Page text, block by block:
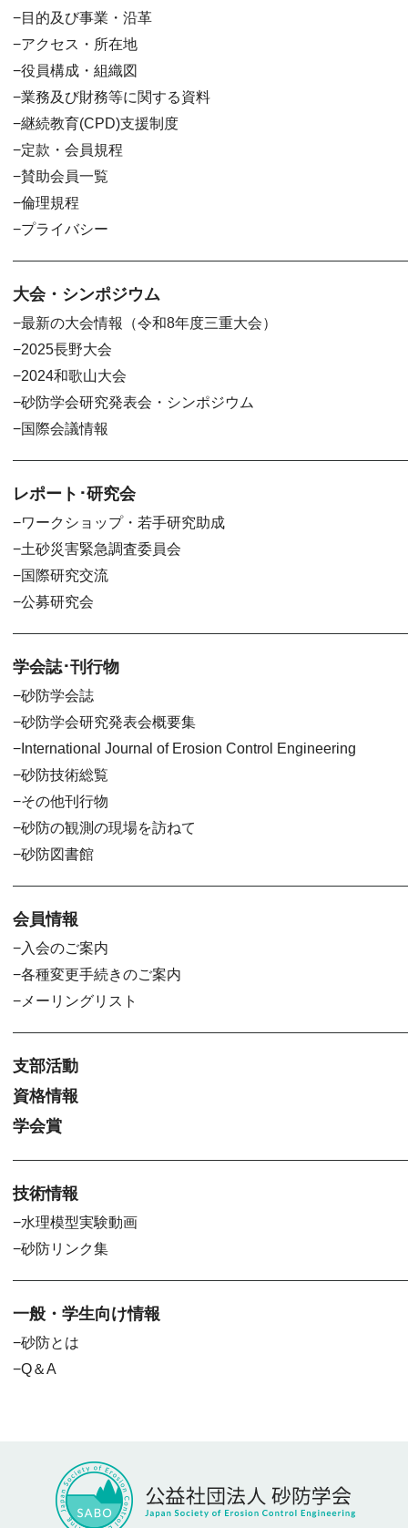
目的及び事業・沿革
アクセス・所在地
役員構成・組織図
業務及び財務等に関する資料
継続教育(CPD)支援制度
定款・会員規程
賛助会員一覧
倫理規程
プライバシー
大会・シンポジウム
最新の大会情報（令和8年度三重大会）
2025長野大会
2024和歌山大会
砂防学会研究発表会・シンポジウム
国際会議情報
レポート･研究会
ワークショップ・若手研究助成
土砂災害緊急調査委員会
国際研究交流
公募研究会
学会誌･刊行物
砂防学会誌
砂防学会研究発表会概要集
International Journal of Erosion Control Engineering
砂防技術総覧
その他刊行物
砂防の観測の現場を訪ねて
砂防図書館
会員情報
入会のご案内
各種変更手続きのご案内
メーリングリスト
支部活動
資格情報
学会賞
技術情報
水理模型実験動画
砂防リンク集
一般・学生向け情報
砂防とは
Q＆A